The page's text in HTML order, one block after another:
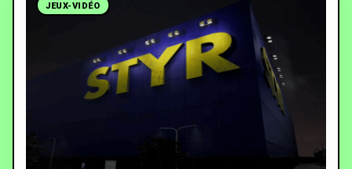
JEUX-VIDÉO